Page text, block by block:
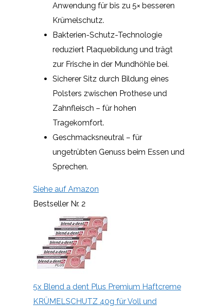
Anwendung für bis zu 5× besseren
Krümelschutz.
Bakterien-Schutz-Technologie
reduziert Plaquebildung und trägt
zur Frische in der Mundhöhle bei.
Sicherer Sitz durch Bildung eines
Polsters zwischen Prothese und
Zahnfleisch – für hohen
Tragekomfort.
Geschmacksneutral – für
ungetrübten Genuss beim Essen und
Sprechen.
Siehe auf Amazon
Bestseller Nr. 2
5x Blend a dent Plus Premium Haftcreme
KRÜMELSCHUTZ 40g für Voll und